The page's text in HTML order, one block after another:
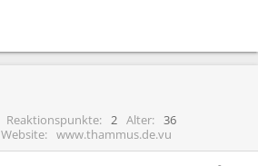
Reaktionspunkte 2 Alter
36
Website www.thammus.de.vu